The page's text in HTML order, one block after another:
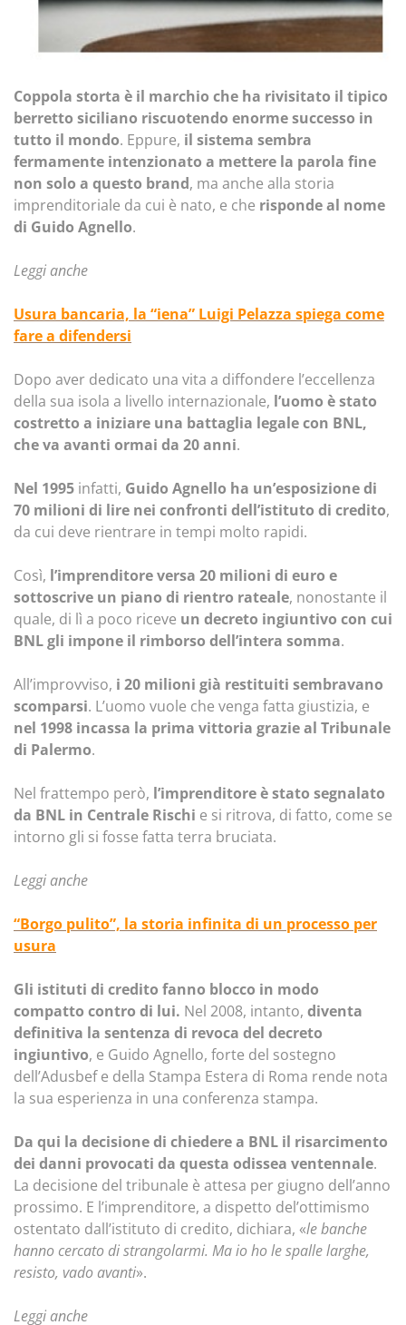
Coppola storta è il marchio che ha rivisitato il tipico
berretto siciliano riscuotendo enorme successo in
tutto il mondo. Eppure, il sistema sembra
fermamente intenzionato a mettere la parola fine
non solo a questo brand, ma anche alla storia
imprenditoriale da cui è nato, e che risponde al nome
di Guido Agnello.
Leggi anche
Usura bancaria, la “iena” Luigi Pelazza spiega come
fare a difendersi
Dopo aver dedicato una vita a diffondere l’eccellenza
della sua isola a livello internazionale, l’uomo è stato
costretto a iniziare una battaglia legale con BNL,
che va avanti ormai da 20 anni.
Nel 1995 infatti, Guido Agnello ha un’esposizione di
70 milioni di lire nei confronti dell’istituto di credito,
da cui deve rientrare in tempi molto rapidi.
Così, l’imprenditore versa 20 milioni di euro e
sottoscrive un piano di rientro rateale, nonostante il
quale, di lì a poco riceve un decreto ingiuntivo con cui
BNL gli impone il rimborso dell’intera somma.
All’improvviso, i 20 milioni già restituiti sembravano
scomparsi. L’uomo vuole che venga fatta giustizia, e
nel 1998 incassa la prima vittoria grazie al Tribunale
di Palermo.
Nel frattempo però, l’imprenditore è stato segnalato
da BNL in Centrale Rischi e si ritrova, di fatto, come se
intorno gli si fosse fatta terra bruciata.
Leggi anche
“Borgo pulito”, la storia infinita di un processo per
usura
Gli istituti di credito fanno blocco in modo
compatto contro di lui. Nel 2008, intanto, diventa
definitiva la sentenza di revoca del decreto
ingiuntivo, e Guido Agnello, forte del sostegno
dell’Adusbef e della Stampa Estera di Roma rende nota
la sua esperienza in una conferenza stampa.
Da qui la decisione di chiedere a BNL il risarcimento
dei danni provocati da questa odissea ventennale.
La decisione del tribunale è attesa per giugno dell’anno
prossimo. E l’imprenditore, a dispetto del’ottimismo
ostentato dall’istituto di credito, dichiara, «le banche
hanno cercato di strangolarmi. Ma io ho le spalle larghe,
resisto, vado avanti».
Leggi anche